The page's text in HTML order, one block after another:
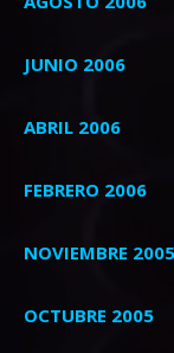
JUNIO 2006
ABRIL 2006
FEBRERO 2006
NOVIEMBRE 2005
OCTUBRE 2005